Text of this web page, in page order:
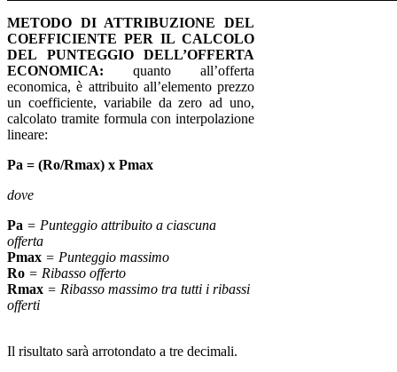
METODO DI ATTRIBUZIONE DEL
COEFFICIENTE PER IL CALCOLO
DEL PUNTEGGIO DELL’OFFERTA
ECONOMICA: quanto all’offerta
economica, è attribuito all’elemento prezzo
un coefficiente, variabile da zero ad uno,
calcolato tramite formula con interpolazione
lineare:
Pa = (Ro/Rmax) x Pmax
dove
Pa = Punteggio attribuito a ciascuna
offerta
Pmax = Punteggio massimo
Ro = Ribasso offerto
Rmax = Ribasso massimo tra tutti i ribassi
offerti
Il risultato sarà arrotondato a tre decimali.